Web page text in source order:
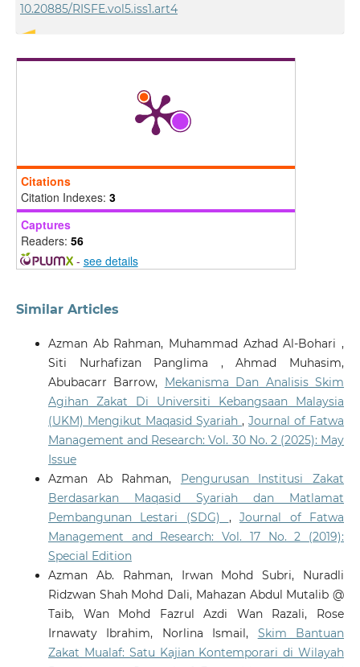
10.20885/RISFE.vol5.iss1.art4
Mohd Suffian Mohamed Esa, Hairunnizam Wahid, Salmy
Asnaf Development Outcome: A Systematic
Literature Review and Logic Model Development.
Rahman A.A. (2026-05-27)
A COMPARATIVE ANALYSIS OF ZAKAT DISTRIBUTION
SCHEMES IN SELECTED HIGHER EDUCATION
INSTITUTIONS IN SELANGOR: A MAQASID AL-
SHARIAH AND LEGAL PERSPECTIVE. Iium Law Journal,
Arpangi
(2025-04-01)
Fairness in Contract Extension for Fixed-Term
Employment: A Maqashid Syariah Perspective within
Indonesia's Labor Law Framework.
Jurnal Ilmiah
Mizani, 12(1), 297-308.
10.29300/mzn.v12i1.7159
Citations
Citation Indexes: 3
Captures
Readers: 56
- see details
Similar Articles
Azman Ab Rahman, Muhammad Azhad Al-Bohari ,
Siti Nurhafizan Panglima , Ahmad Muhasim,
Abubacarr Barrow, Mekanisma Dan Analisis Skim
Agihan Zakat Di Universiti Kebangsaan Malaysia
(UKM) Mengikut Maqasid Syariah,Journal of Fatwa
Management and Research: Vol. 30 No. 2 (2025): May
Issue
Azman Ab Rahman, Pengurusan Institusi Zakat
Berdasarkan Maqasid Syariah dan Matlamat
Pembangunan Lestari (SDG) ,Journal of Fatwa
Management and Research: Vol. 17 No. 2 (2019):
Special Edition
Azman Ab. Rahman, Irwan Mohd Subri, Nuradli
Ridzwan Shah Mohd Dali, Mahazan Abdul Mutalib @
Taib, Wan Mohd Fazrul Azdi Wan Razali, Rose
Irnawaty Ibrahim, Norlina Ismail, Skim Bantuan
Zakat Mualaf: Satu Kajian Kontemporari di Wilayah